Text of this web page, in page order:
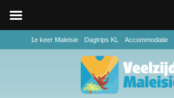
1e keer Maleisie Dagtrips KL Accommodatie